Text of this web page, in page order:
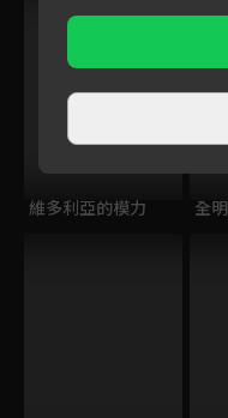
維多利亞的模力 全